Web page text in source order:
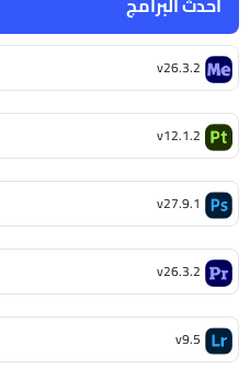
v26.3.2
v12.1.2
v27.9.1
v26.3.2
v9.5